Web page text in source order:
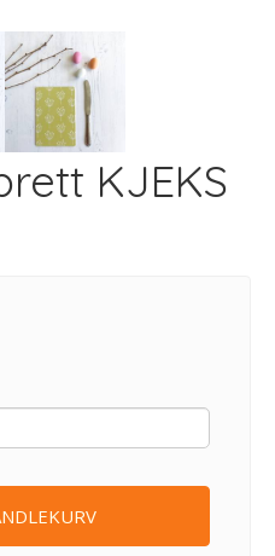
KJEKS